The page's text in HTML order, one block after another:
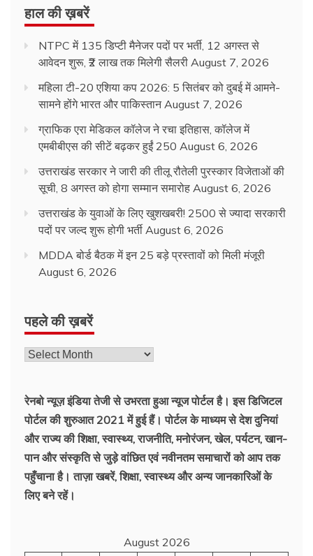
हाल की ख़बरें
NTPC में 135 डिप्टी मैनेजर पदों पर भर्ती, 12 अगस्त से
आवेदन शुरू, ₹2 लाख तक मिलेगी सैलरी August 7, 2026
महिला टी-20 एशिया कप 2026: 5 सितंबर को दुबई में आमने-
सामने होंगे भारत और पाकिस्तान August 7, 2026
ग्राफिक एरा मेडिकल कॉलेज ने रचा इतिहास, कॉलेज में
एमबीबीएस की सीटें बढ़कर हुईं 250 August 6, 2026
उत्तराखंड सरकार ने जारी की तीलू रौतेली पुरस्कार विजेताओं की
सूची, 8 अगस्त को होगा सम्मान समारोह August 6, 2026
उत्तराखंड के युवाओं के लिए खुशखबरी! 2500 से ज्यादा सरकारी
पदों पर जल्द शुरू होगी भर्ती August 6, 2026
MDDA बोर्ड बैठक में इन 25 बड़े प्रस्तावों को मिली मंजूरी
August 6, 2026
पहले की ख़बरें
पहले
रेनबो न्यूज़ इंडिया तेजी से उभरता हुआ न्‍यूज पोर्टल है। इस डिजिटल
पोर्टल की शुरुआत 2021 में हुई हैं। पोर्टल के माध्यम से देश दुनियां
और राज्य की शिक्षा, स्वास्थ्य, राजनीति, मनोरंजन, खेल, पर्यटन, खान-
पान और संस्कृति से जुड़े वांछित एवं नवीनतम समाचारों को आप तक
पहुँचाना है। ताज़ा खबरें, शिक्षा, स्वास्थ्य और अन्य जानकारिओं के
लिए बने रहें।
August 2026